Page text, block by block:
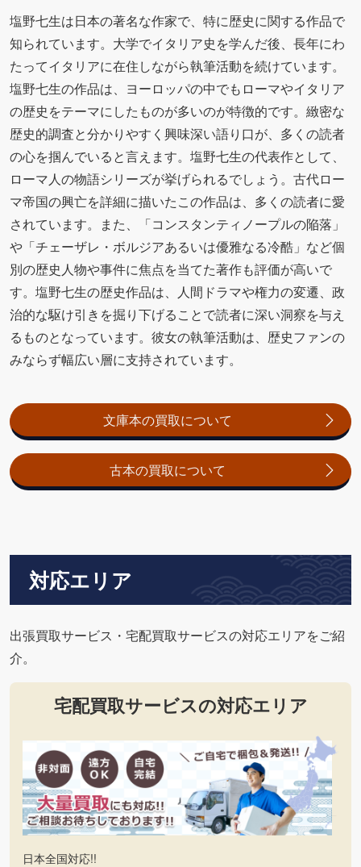
塩野七生は日本の著名な作家で、特に歴史に関する作品で
知られています。大学でイタリア史を学んだ後、長年にわ
たってイタリアに在住しながら執筆活動を続けています。
塩野七生の作品は、ヨーロッパの中でもローマやイタリア
の歴史をテーマにしたものが多いのが特徴的です。緻密な
歴史的調査と分かりやすく興味深い語り口が、多くの読者
の心を掴んでいると言えます。塩野七生の代表作として、
ローマ人の物語シリーズが挙げられるでしょう。古代ロー
マ帝国の興亡を詳細に描いたこの作品は、多くの読者に愛
されています。また、「コンスタンティノープルの陥落」
や「チェーザレ・ボルジアあるいは優雅なる冷酷」など個
別の歴史人物や事件に焦点を当てた著作も評価が高いで
す。塩野七生の歴史作品は、人間ドラマや権力の変遷、政
治的な駆け引きを掘り下げることで読者に深い洞察を与え
るものとなっています。彼女の執筆活動は、歴史ファンの
みならず幅広い層に支持されています。
文庫本の買取について
古本の買取について
対応エリア
出張買取サービス・宅配買取サービスの対応エリアをご紹
介。
宅配買取サービスの対応エリア
日本全国対応!!